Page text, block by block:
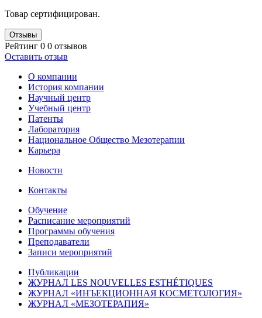
Товар сертифицирован.
Отзывы
Рейтинг 0 0 отзывов
Оставить отзыв
О компании
История компании
Научный центр
Учебный центр
Патенты
Лаборатория
Национальное Общество Мезотерапии
Карьера
Новости
Контакты
Обучение
Расписание мероприятий
Программы обучения
Преподаватели
Записи мероприятий
Публикации
ЖУРНАЛ LES NOUVELLES ESTHÉTIQUES
ЖУРНАЛ «ИНЪЕКЦИОННАЯ КОСМЕТОЛОГИЯ»
ЖУРНАЛ «МЕЗОТЕРАПИЯ»